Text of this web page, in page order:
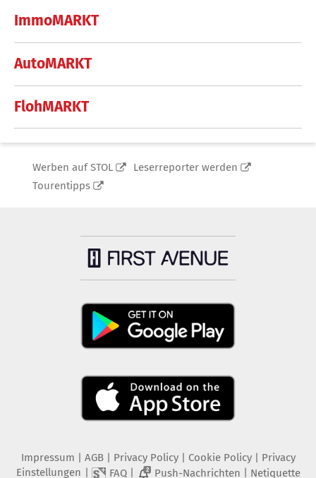
ImmoMARKT
AutoMARKT
FlohMARKT
Werben auf STOL
Leserreporter werden
Tourentipps
Impressum AGB Privacy Policy| Cookie Policy| Privacy
Einstellungen
FAQ| 2 Push-Nachrichten Netiquette